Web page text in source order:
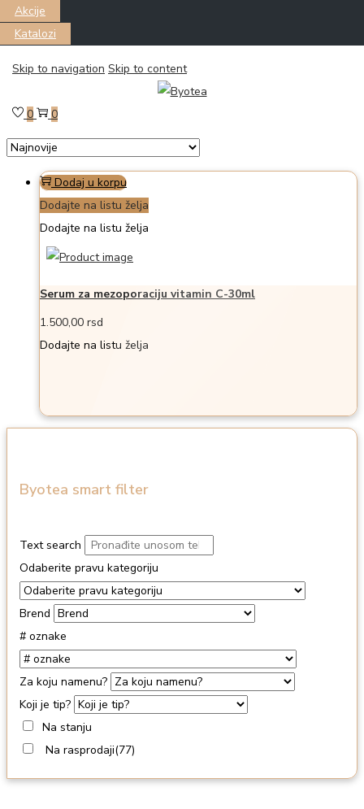
Akcije
Katalozi
Skip to navigation Skip to content
0 0
Filter
Prikazano the single proizvod
Dodaj u korpu
Dodajte na listu želja
Dodajte na listu želja
Serum za mezoporaciju vitamin C-30ml
1.500,00 rsd
Dodajte na listu želja
Byotea smart filter
Text search
Odaberite pravu kategoriju
Brend
# oznake
Za koju namenu?
Koji je tip?
Na stanju
Na rasprodaji(77)